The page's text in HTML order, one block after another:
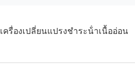
เครื่องเปลี่ยนแปรงชําระน้ําเนื้ออ่อน